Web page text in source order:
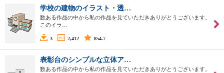
学校の建物のイラスト・透…
数ある作品の中から私の作品を見ていただきありがとうございます。
このイラ…
3 2,412 854.7
表彰台のシンプルな立体ア…
数ある作品の中から私の作品を見ていただきありがとうございます。